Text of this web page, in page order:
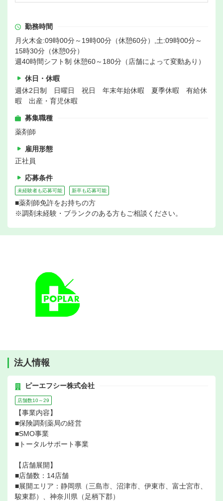
勤務時間
月火木金:09時00分～19時00分（休憩60分）,土:09時00分～
15時30分（休憩0分）
週40時間シフト制 休憩60～180分（店舗によって変動あり）
休日・休暇
週休2日制 日曜日 祝日 年末年始休暇 夏季休暇 有給休
暇 出産・育児休暇
募集職種
薬剤師
雇用形態
正社員
応募条件
未経験者も応募可能 新卒も応募可能
■薬剤師免許をお持ちの方
※調剤未経験・ブランクのある方もご相談ください。
法人情報
ピーエフシー株式会社
店舗数10～29
【事業内容】
■保険調剤薬局の経営
■SMO事業
■トータルサポート事業
【店舗展開】
■店舗数：14店舗
■展開エリア：静岡県（三島市、沼津市、伊東市、富士宮市、
駿東郡）、神奈川県（足柄下郡）